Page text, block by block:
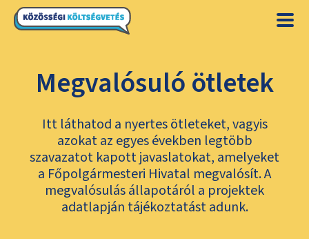
Megvalósuló ötletek
Itt láthatod a nyertes ötleteket, vagyis
azokat az egyes években legtöbb
szavazatot kapott javaslatokat, amelyeket
a Főpolgármesteri Hivatal megvalósít. A
megvalósulás állapotáról a projektek
adatlapján tájékoztatást adunk.